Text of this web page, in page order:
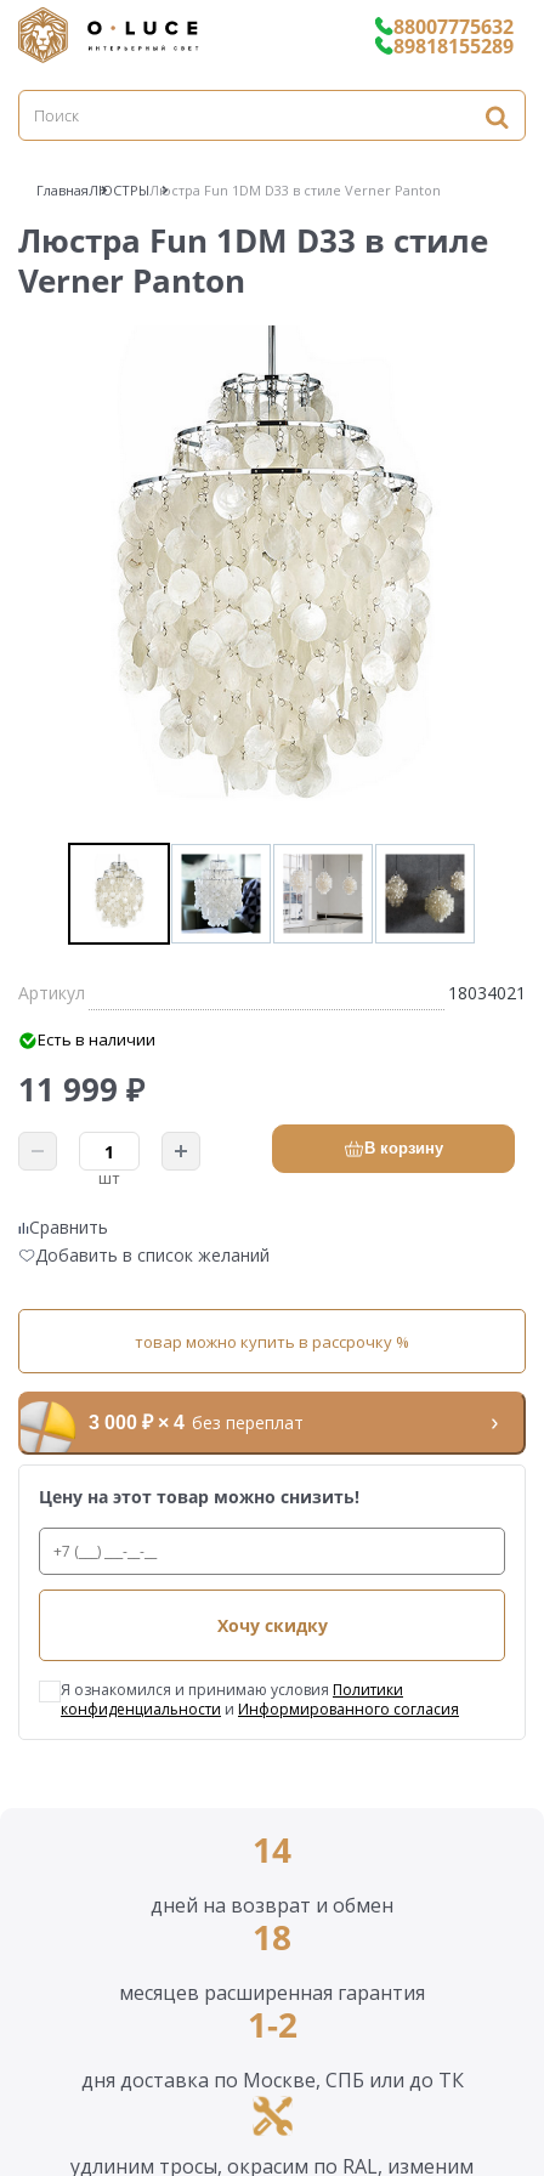
88007775632
89818155289
ГлавнаяЛЮСТРЫЛюстра Fun 1DM D33 в стиле Verner Panton
Люстра Fun 1DM D33 в стиле
Verner Panton
Артикул 18034021
Есть в наличии
11 999 ₽
шт
В корзину
Сравнить
Добавить в список желаний
товар можно купить в рассрочку %
3 000 ₽ × 4 без переплат
Цену на этот товар можно снизить!
Хочу скидку
Я ознакомился и принимаю условия Политики
конфиденциальности и Информированного согласия
14
дней на возврат и обмен
18
месяцев расширенная гарантия
1-2
дня доставка по Москве, СПБ или до ТК
удлиним тросы, окрасим по RAL, изменим